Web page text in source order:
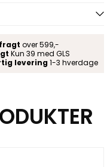
over 599,-
Kun 39 med GLS
levering 1-3 hverdage